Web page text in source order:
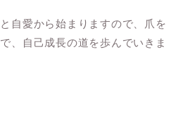
自愛から始まりますので、爪を
、自己成長の道を歩んでいきま